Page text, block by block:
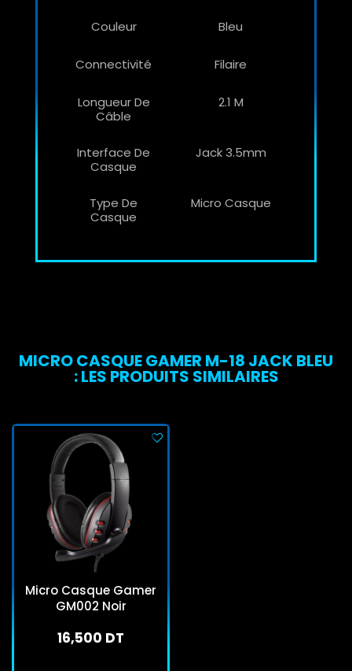
Couleur Bleu
Connectivité Filaire
Longueur De
Câble
2.1 M
Interface De
Casque
Jack 3.5mm
Type De
Casque
Micro Casque
MICRO CASQUE GAMER M-18 JACK BLEU
: LES PRODUITS SIMILAIRES
Micro Casque Gamer
GM002 Noir
16,500 DT